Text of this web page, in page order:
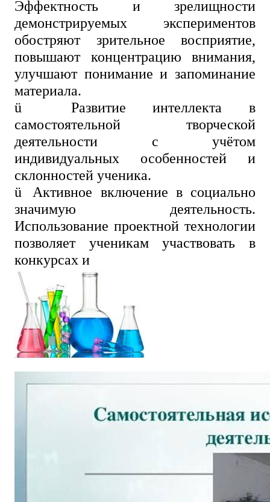
Эффектность и зрелищности
демонстрируемых экспериментов
обостряют зрительное восприятие,
повышают концентрацию внимания,
улучшают понимание и запоминание
материала.
ü
Развитие интеллекта в
самостоятельной творческой
деятельности с учётом
индивидуальных особенностей и
склонностей ученика.
ü
Активное включение в социально
значимую деятельность.
Использование проектной технологии
позволяет ученикам участвовать в
конкурсах и